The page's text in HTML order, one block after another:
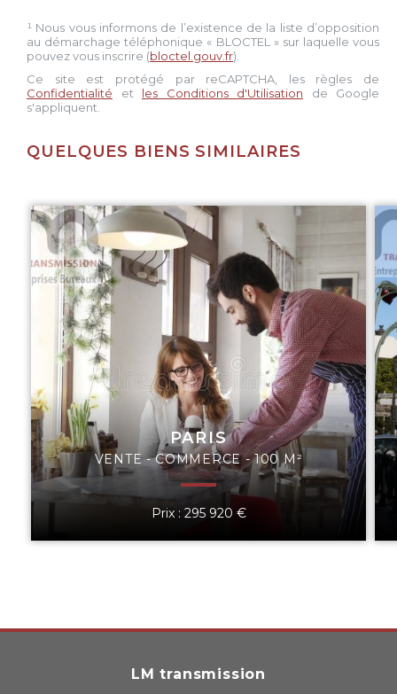
¹ Nous vous informons de l’existence de la liste d’opposition
au démarchage téléphonique « BLOCTEL » sur laquelle vous
pouvez vous inscrire (bloctel.gouv.fr).
Ce site est protégé par reCAPTCHA, les règles de
Confidentialité et les Conditions d'Utilisation de Google
s'appliquent.
QUELQUES BIENS SIMILAIRES
PARIS
VENTE - COMMERCE - 100 M²
Prix : 295 920 €
LM transmission